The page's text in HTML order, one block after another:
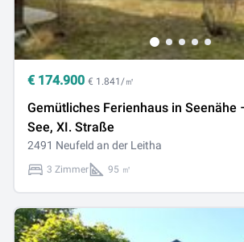
€ 174.900 € 1.841/㎡
Gemütliches Ferienhaus in Seenähe
See, XI. Straße
2491 Neufeld an der Leitha
3 Zimmer 95 ㎡